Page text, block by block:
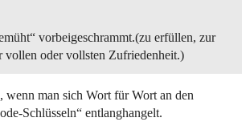
vorbeigeschrammt.(zu erfüllen, zur
vollen oder vollsten Zufriedenheit.)
wenn man sich Wort für Wort an den
Schlüsseln“ entlanghangelt.